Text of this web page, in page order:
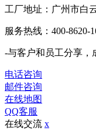
工厂地址：广州市白
服务热线：400-8620-
-与客户和员工分享，
电话咨询
邮件咨询
在线地图
QQ客服
在线交流 x